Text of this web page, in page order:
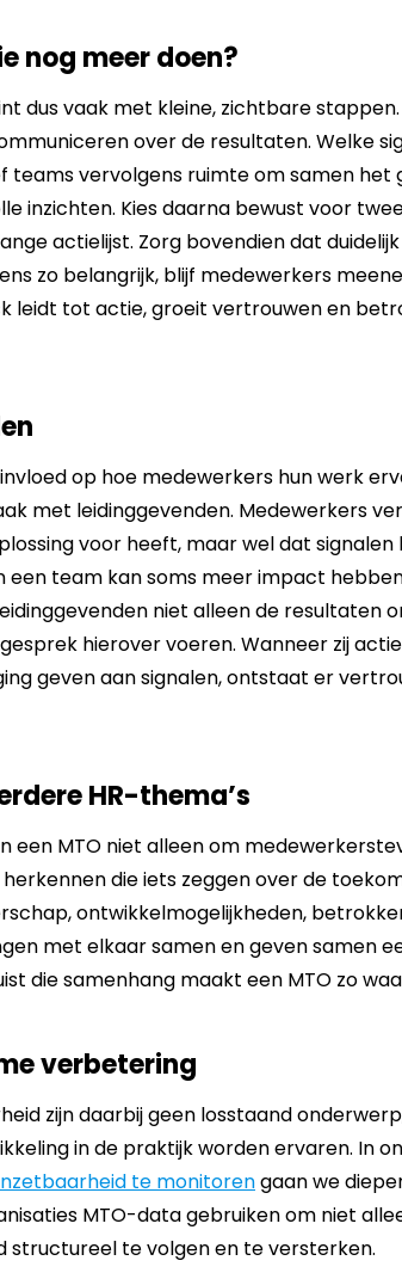
nog meer doen?
dus vaak met kleine, zichtbare
over de resultaten. Welke
teams vervolgens ruimte om samen het
inzichten. Kies daarna bewust voor
actielijst. Zorg bovendien dat
zo belangrijk, blijf medewerkers
leidt tot actie, groeit vertrouwen en
op hoe medewerkers hun werk
met leidinggevenden. Medewerkers
voor heeft, maar wel dat
een team kan soms meer impact
niet alleen de resultaten
hierover voeren. Wanneer zij
geven aan signalen, ontstaat er
HR-thema’s
een MTO niet alleen om
die iets zeggen over de
ontwikkelmogelijkheden,
met elkaar samen en geven samen
die samenhang maakt een MTO zo
verbetering
zijn daarbij geen losstaand
in de praktijk worden ervaren. In
te monitorengaan we
MTO-data gebruiken om niet
te volgen en te versterken.